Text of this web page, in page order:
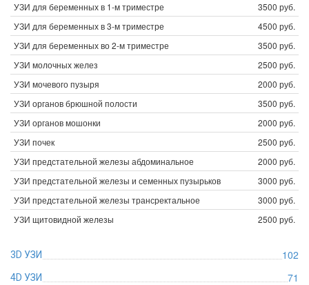
УЗИ для беременных в 1-м триместре
3500 руб.
УЗИ для беременных в 3-м триместре
4500 руб.
УЗИ для беременных во 2-м триместре
3500 руб.
УЗИ молочных желез
2500 руб.
УЗИ мочевого пузыря
2000 руб.
УЗИ органов брюшной полости
3500 руб.
УЗИ органов мошонки
2000 руб.
УЗИ почек
2500 руб.
УЗИ предстательной железы абдоминальное
2000 руб.
УЗИ предстательной железы и семенных пузырьков
3000 руб.
УЗИ предстательной железы трансректальное
3000 руб.
УЗИ щитовидной железы
2500 руб.
3D УЗИ 102
4D УЗИ 71